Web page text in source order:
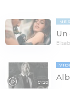
Un
01:20